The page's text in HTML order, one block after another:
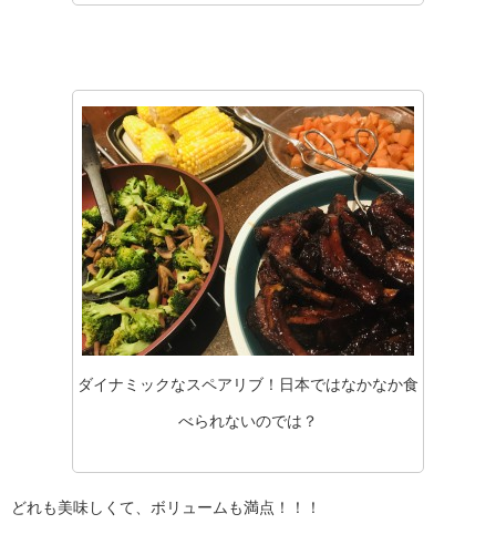
ダイナミックなスペアリブ！日本ではなかなか食
べられないのでは？
どれも美味しくて、ボリュームも満点！！！